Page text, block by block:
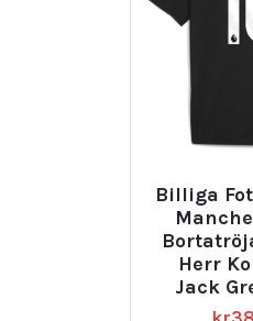
Billiga
Herr
Jack